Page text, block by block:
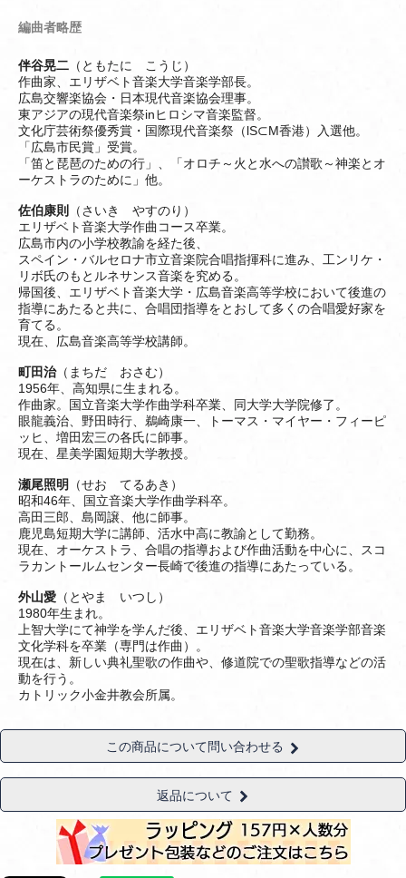
編曲者略歴
伴谷晃二 （ともたに こうじ）
作曲家、エリザベト音楽大学音楽学部長。
広島交響楽協会・日本現代音楽協会理事。
東アジアの現代音楽祭inヒロシマ音楽監督。
文化庁芸術祭優秀賞・国際現代音楽祭（lS⊂M香港）入選他。
「広島市民賞」受賞。
「笛と琵琶のための行」、「オロチ～火と水への讃歌～神楽とオ
ーケストラのために」他。
佐伯康則
（さいき やすのり）
エリザベト音楽大学作曲コース卒業。
広島市内の小学校教諭を経た後、
スペイン・バルセロナ市立音楽院合唱指揮科に進み、工ンリケ・
リボ氏のもとルネサンス音楽を究める。
帰国後、エリザベト音楽大学・広島音楽高等学校において後進の
指導にあたると共に、合唱団指導をとおして多くの合唱愛好家を
育てる。
現在、広島音楽高等学校講師。
町田治（まちだ おさむ）
1956年、高知県に生まれる。
作曲家。国立音楽大学作曲学科卒業、同大学大学院修了。
眼龍義治、野田時行、鵜崎康一、トーマス・マイヤー・フィーピ
ッヒ、増田宏三の各氏に師事。
現在、星美学園短期大学教授。
瀬尾照明
（せお てるあき）
昭和46年、国立音楽大学作曲学科卒。
高田三郎、島岡譲、他に師事。
鹿児島短期大学に講師、活水中高に教諭として勤務。
現在、オーケストラ、合唱の指導および作曲活動を中心に、スコ
ラカントールムセンター長崎で後進の指導にあたっている。
外山愛 （とやま いつし）
1980年生まれ。
上智大学にて神学を学んだ後、エリザベト音楽大学音楽学部音楽
文化学科を卒業（専門は作曲）。
現在は、新しい典礼聖歌の作曲や、修道院での聖歌指導などの活
動を行う。
カトリック小金井教会所属。
この商品について問い合わせる
返品について